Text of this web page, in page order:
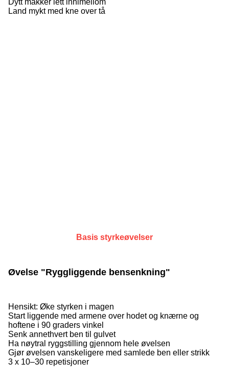
Dytt makker lett innimellom
Land mykt med kne over tå
Basis styrkeøvelser
Øvelse "Ryggliggende bensenkning"
Hensikt: Øke styrken i magen
Start liggende med armene over hodet og knærne og
hoftene i 90 graders vinkel
Senk annethvert ben til gulvet
Ha nøytral ryggstilling gjennom hele øvelsen
Gjør øvelsen vanskeligere med samlede ben eller strikk
3 x 10–30 repetisjoner